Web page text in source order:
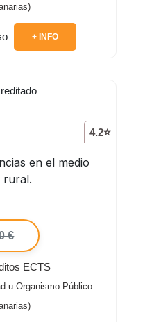
+ INFO
4.2⭐
en el medio
rural.
€
ECTS
u Organismo Público